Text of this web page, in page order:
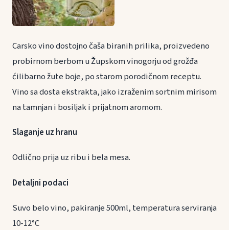
Carsko vino dostojno čaša biranih prilika, proizvedeno
probirnom berbom u Župskom vinogorju od grožđa
ćilibarno žute boje, po starom porodičnom receptu.
Vino sa dosta ekstrakta, jako izraženim sortnim mirisom
na tamnjan i bosiljak i prijatnom aromom.
Slaganje uz hranu
Odlično prija uz ribu i bela mesa.
Detaljni podaci
Suvo belo vino, pakiranje 500ml, temperatura serviranja
10-12°C